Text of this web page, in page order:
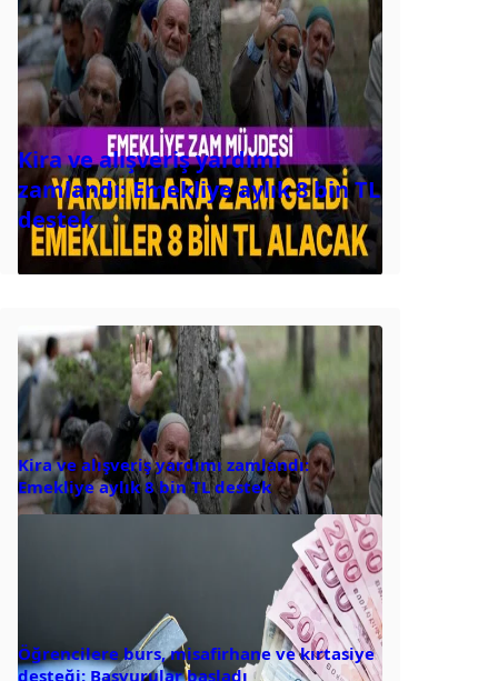
Kira ve alışveriş yardımı
zamlandı: Emekliye aylık 8 bin TL
destek
Kira ve alışveriş yardımı zamlandı:
Emekliye aylık 8 bin TL destek
Öğrencilere burs, misafirhane ve kırtasiye
desteği: Başvurular başladı